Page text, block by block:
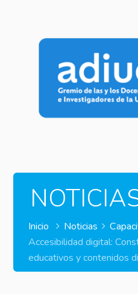
Inicio Noticias
Accesibilidad digital:
educativos y contenidos